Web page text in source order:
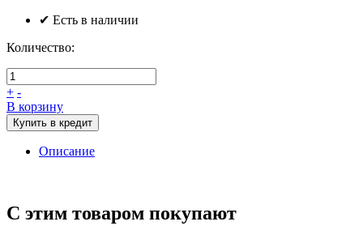
✔ Есть в наличии
Количество:
+ -
В корзину
Купить в кредит
Описание
С этим товаром покупают